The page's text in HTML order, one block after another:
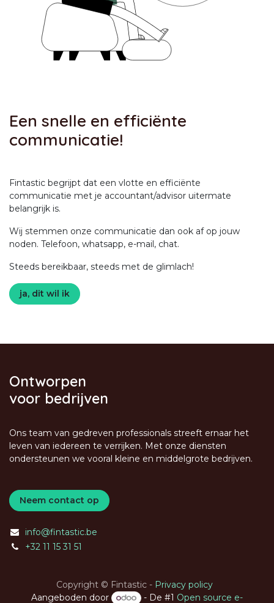
Een snelle en efficiënte
communicatie!
Fintastic begrijpt dat een vlotte en efficiënte
communicatie met je accountant/advisor uitermate
belangrijk is.
Wij stemmen onze communicatie dan ook af op jouw
noden. Telefoon, whatsapp, e-mail, chat.
Steeds bereikbaar, steeds met de glimlach!
ja, dit wil ik
Ontworpen
voor bedrijven
Ons team van gedreven professionals streeft ernaar het
leven van iedereen te verrijken. Met onze diensten
ondersteunen we vooral kleine en middelgrote bedrijven.
Neem contact op
info@fintastic.be
+32 11 15 31 51
Copyright © Fintastic - Privacy policy
Aangeboden door
- De #1 Open source e-